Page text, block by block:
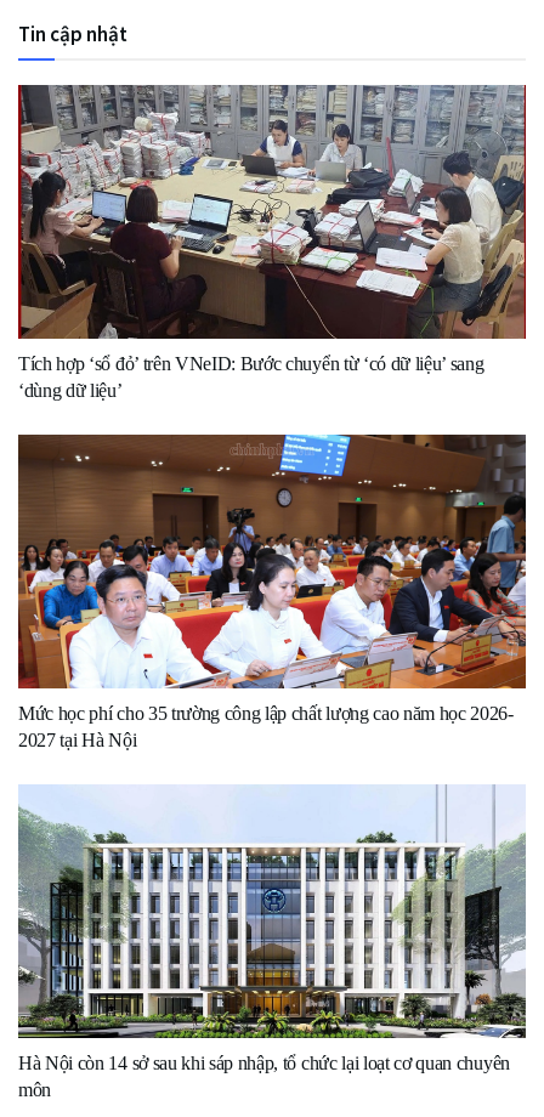
Tin cập nhật
Tích hợp ‘sổ đỏ’ trên VNeID: Bước chuyển từ ‘có dữ liệu’ sang
‘dùng dữ liệu’
Mức học phí cho 35 trường công lập chất lượng cao năm học 2026-
2027 tại Hà Nội
Hà Nội còn 14 sở sau khi sáp nhập, tổ chức lại loạt cơ quan chuyên
môn